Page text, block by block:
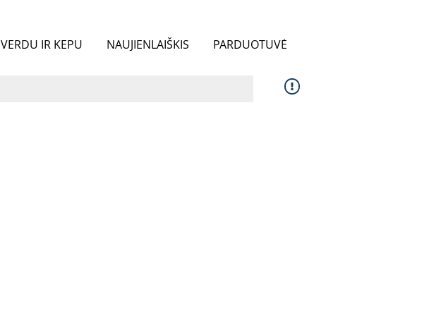
VERDU IR KEPU NAUJIENLAIŠKIS PARDUOTUVĖ